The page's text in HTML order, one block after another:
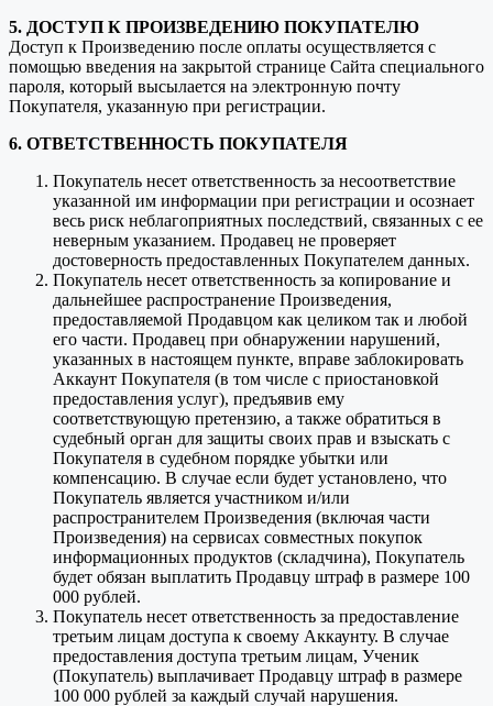
5. ДОСТУП К ПРОИЗВЕДЕНИЮ ПОКУПАТЕЛЮ
Доступ к Произведению после оплаты осуществляется с
помощью введения на закрытой странице Сайта специального
пароля, который высылается на электронную почту
Покупателя, указанную при регистрации.
6. ОТВЕТСТВЕННОСТЬ ПОКУПАТЕЛЯ
Покупатель несет ответственность за несоответствие
указанной им информации при регистрации и осознает
весь риск неблагоприятных последствий, связанных с ее
неверным указанием. Продавец не проверяет
достоверность предоставленных Покупателем данных.
Покупатель несет ответственность за копирование и
дальнейшее распространение Произведения,
предоставляемой Продавцом как целиком так и любой
его части. Продавец при обнаружении нарушений,
указанных в настоящем пункте, вправе заблокировать
Аккаунт Покупателя (в том числе с приостановкой
предоставления услуг), предъявив ему
соответствующую претензию, а также обратиться в
судебный орган для защиты своих прав и взыскать с
Покупателя в судебном порядке убытки или
компенсацию. В случае если будет установлено, что
Покупатель является участником и/или
распространителем Произведения (включая части
Произведения) на сервисах совместных покупок
информационных продуктов (складчина), Покупатель
будет обязан выплатить Продавцу штраф в размере 100
000 рублей.
Покупатель несет ответственность за предоставление
третьим лицам доступа к своему Аккаунту. В случае
предоставления доступа третьим лицам, Ученик
(Покупатель) выплачивает Продавцу штраф в размере
100 000 рублей за каждый случай нарушения.